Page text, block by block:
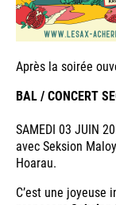
Après la soirée
BAL / CONCERT
SAMEDI 03 JUIN
avec Seksion
Hoarau.
C’est une joyeuse